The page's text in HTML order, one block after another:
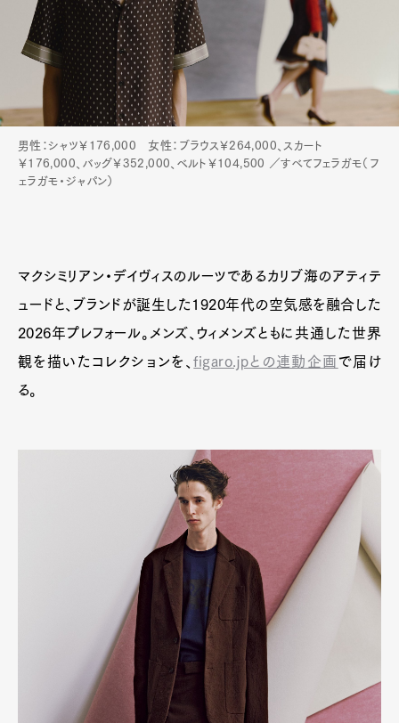
男性：シャツ￥176,000 女性：ブラウス￥264,000、スカート
￥176,000、バッグ￥352,000、ベルト￥104,500 ／すべてフェラガモ（フ
ェラガモ・ジャパン）
マクシミリアン・デイヴィスのルーツであるカリブ海のアティテ
ュードと、ブランドが誕生した1920年代の空気感を融合した
2026年プレフォール。メンズ、ウィメンズともに共通した世界
観を描いたコレクションを、figaro.jpとの連動企画 で届け
る。